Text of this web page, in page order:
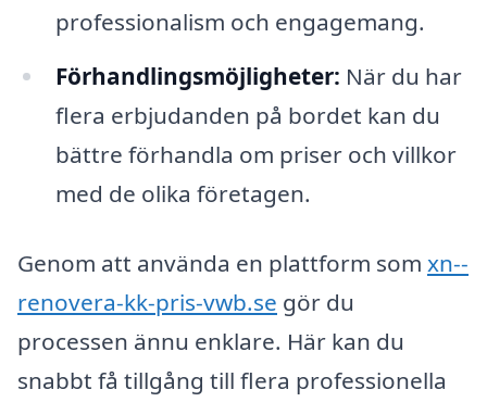
professionalism och engagemang.
Förhandlingsmöjligheter: När du har
flera erbjudanden på bordet kan du
bättre förhandla om priser och villkor
med de olika företagen.
Genom att använda en plattform som xn--
renovera-kk-pris-vwb.se gör du
processen ännu enklare. Här kan du
snabbt få tillgång till flera professionella